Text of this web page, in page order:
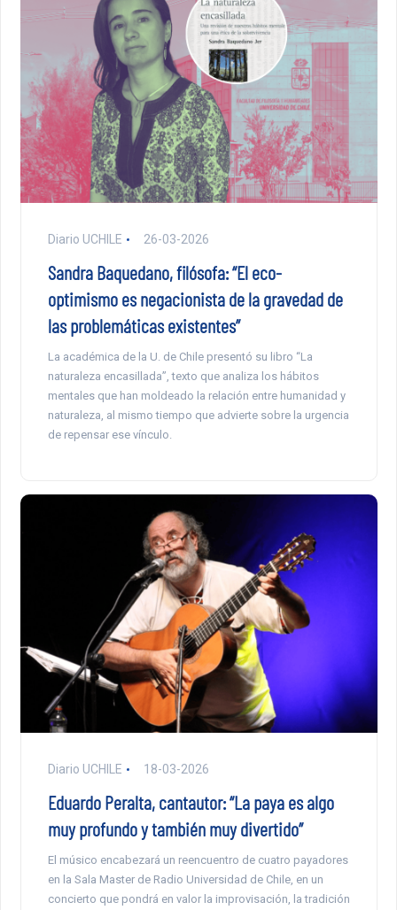
Diario UCHILE 26-03-2026
Sandra Baquedano, filósofa: “El eco-
optimismo es negacionista de la gravedad de
las problemáticas existentes”
La académica de la U. de Chile presentó su libro “La
naturaleza encasillada”, texto que analiza los hábitos
mentales que han moldeado la relación entre humanidad y
naturaleza, al mismo tiempo que advierte sobre la urgencia
de repensar ese vínculo.
Diario UCHILE 18-03-2026
Eduardo Peralta, cantautor: “La paya es algo
muy profundo y también muy divertido”
El músico encabezará un reencuentro de cuatro payadores
en la Sala Master de Radio Universidad de Chile, en un
concierto que pondrá en valor la improvisación, la tradición